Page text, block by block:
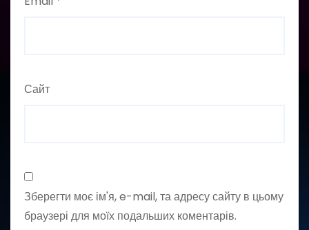
Сайт
Зберегти моє ім'я, e-mail, та адресу сайту в цьому
браузері для моїх подальших коментарів.